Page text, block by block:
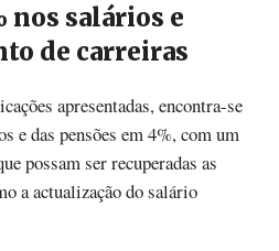
nos salários e
de carreiras
apresentadas, encontra-se
e das pensões em 4%, com um
possam ser recuperadas as
a actualização do salário